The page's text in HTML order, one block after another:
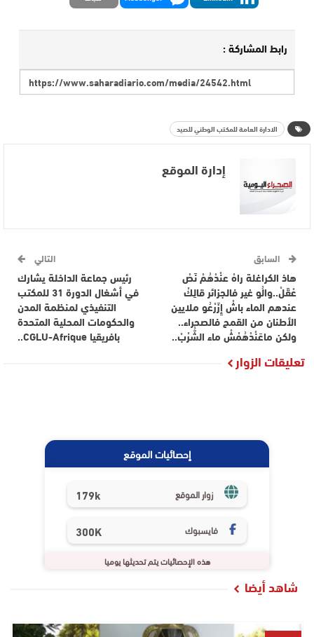
رابط المشاركة :
الادارة العامة للمكتب الوطني للصيد
إدارة الموقع
السابق
هاذ الكراغلة راهْ عنْدْهُمْ نَصْ
عْقَلْ..والُو غير فالجزائر قالِكْ
عندهم الماء باشْ إِزَرْعُو ملايين
الأطنان من القمح فالصحراء..
ولكن ماعَنْدْهُمْشْ ماء الشُّرْبْ..
التالي
رئيس جماعة الداخلة يشارك
في أشغال الدورة 31 للمكتب
التنفيذي لمنظمة المدن
والحكومات المحلية المتحدة
بافريقيا CGLU-Afrique..
تعليقات الزوار
إحصائيات الموقع
زوار الموقع 179k
فايسبوك 300K
هذه الإحصائيات يتم تحديثها يوميا
شاهد أيضا